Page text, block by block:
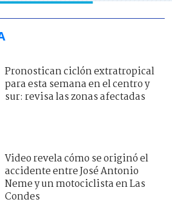
Pronostican ciclón extratropical
para esta semana en el centro y
sur: revisa las zonas afectadas
Video revela cómo se originó el
accidente entre José Antonio
Neme y un motociclista en Las
Condes